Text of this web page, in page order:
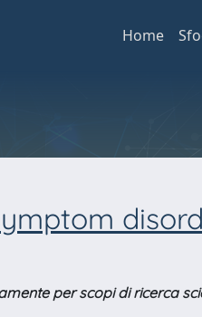
Home
per scopi di ricerca